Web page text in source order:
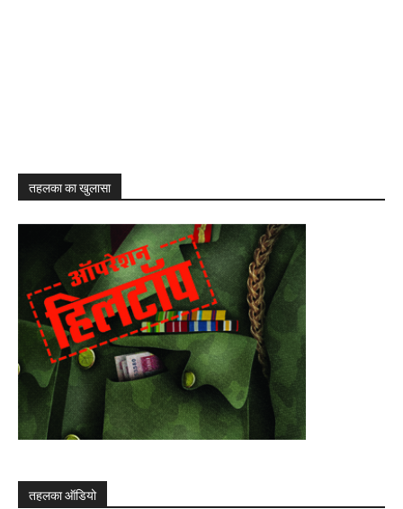
तहलका का खुलासा
तहलका ऑडियो